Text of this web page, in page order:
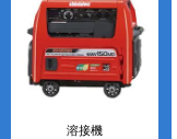
溶接機